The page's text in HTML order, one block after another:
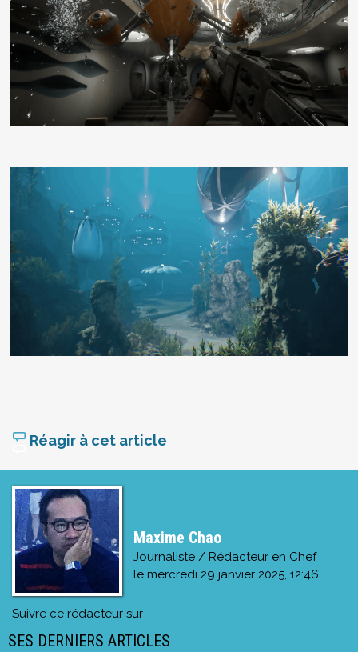
Réagir à cet article
Maxime Chao
Journaliste / Rédacteur en Chef
le mercredi 29 janvier 2025, 12:46
Suivre ce rédacteur sur
SES DERNIERS ARTICLES